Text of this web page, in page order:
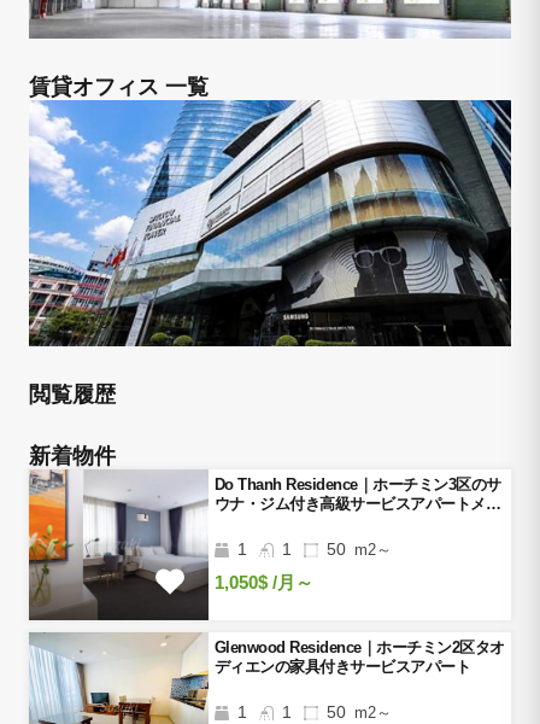
賃貸オフィス 一覧
閲覧履歴
新着物件
Do Thanh Residence｜ホーチミン3区のサ
ウナ・ジム付き高級サービスアパートメン
1 1 50 m2～
1,050$ /月～
Glenwood Residence｜ホーチミン2区タオ
ディエンの家具付きサービスアパート
1 1 50 m2～